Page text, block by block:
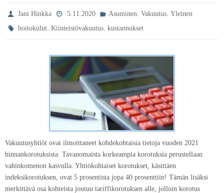
Jani Hinkka 5.11.2020 Asuminen, Vakuutus, Yleinen
hoitokulut,Kiinteistövakuutus,kustannukset
Vakuutusyhtiöt ovat ilmoittaneet kohdekohtaisia tietoja vuoden 2021
hinnankorotuksista. Tavanomaista korkeampia korotuksia perustellaan
vahinkomenon kasvulla. Yhtiökohtaiset korotukset, käsittäen
indeksikorotuksen, ovat 5 prosentista jopa 40 prosenttiin! Tämän lisäksi
merkittävä osa kohteista joutuu tariffikorotuksen alle, jolloin korotus